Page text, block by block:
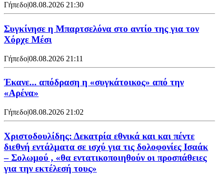
Γήπεδο|08.08.2026 21:30
Συγκίνησε η Μπαρτσελόνα στο αντίο της για τον
Χόρχε Μέσι
Γήπεδο|08.08.2026 21:11
Έκανε... απόδραση η «συγκάτοικος» από την
«Αρένα»
Γήπεδο|08.08.2026 21:02
Χριστοδουλίδης: Δεκατρία εθνικά και και πέντε
διεθνή εντάλματα σε ισχύ για τις δολοφονίες Ισαάκ
– Σολωμού , «θα εντατικοποιηθούν οι προσπάθειες
για την εκτέλεσή τους»